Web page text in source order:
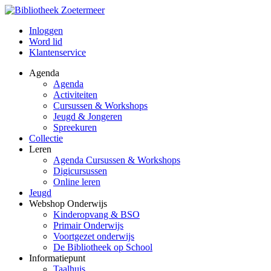
Inloggen
Word lid
Klantenservice
Agenda
Agenda
Activiteiten
Cursussen & Workshops
Jeugd & Jongeren
Spreekuren
Collectie
Leren
Agenda Cursussen & Workshops
Digicursussen
Online leren
Jeugd
Webshop Onderwijs
Kinderopvang & BSO
Primair Onderwijs
Voortgezet onderwijs
De Bibliotheek op School
Informatiepunt
Taalhuis